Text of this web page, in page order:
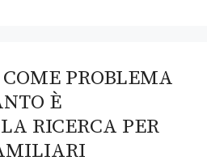
PROBLEMA
È
RICERCA PER